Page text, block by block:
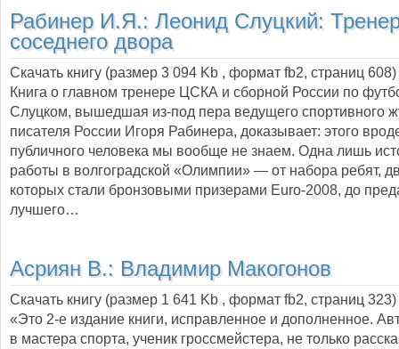
Рабинер И.Я.: Леонид Слуцкий:
соседнего двора
Скачать книгу (размер 3 094 Kb , формат fb2, страниц 608
Книга о главном тренере ЦСКА и сборной России по
Слуцком, вышедшая из-под пера ведущего спортивного
писателя России Игоря Рабинера, доказывает: этого
публичного человека мы вообще не знаем. Одна лишь
работы в волгоградской «Олимпии» — от набора ребят,
которых стали бронзовыми призерами Euro-2008, до
лучшего…
Асриян В.: Владимир Макогонов
Скачать книгу (размер 1 641 Kb , формат fb2, страниц 323
«Это 2-е издание книги, исправленное и дополненное.
в мастера спорта, ученик гроссмейстера, не только